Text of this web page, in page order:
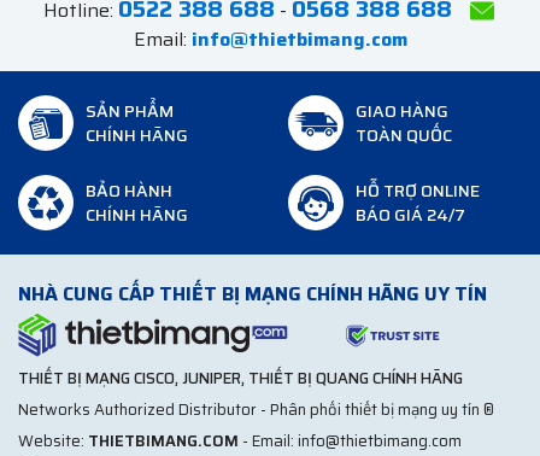
Hotline: 0522 388 688 - 0568 388 688
Email: info@thietbimang.com
SẢN PHẨM
CHÍNH HÃNG
GIAO HÀNG
TOÀN QUỐC
BẢO HÀNH
CHÍNH HÃNG
HỖ TRỢ ONLINE
BÁO GIÁ 24/7
NHÀ CUNG CẤP THIẾT BỊ MẠNG CHÍNH HÃNG UY TÍN
THIẾT BỊ MẠNG CISCO, JUNIPER, THIẾT BỊ QUANG CHÍNH HÃNG
Networks Authorized Distributor - Phân phối thiết bị mạng uy tín ®
Website: THIETBIMANG.COM - Email: info@thietbimang.com